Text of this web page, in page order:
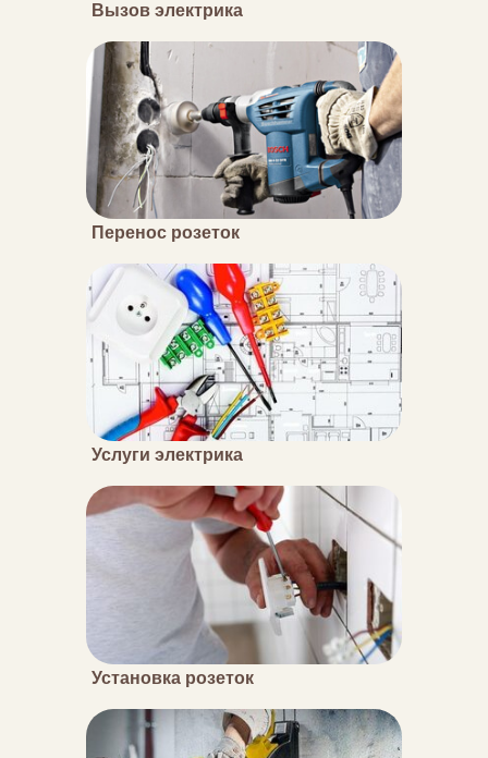
Вызов электрика
Перенос розеток
Услуги электрика
Установка розеток